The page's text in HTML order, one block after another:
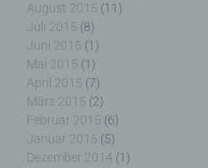
August 2015 (11)
Juli 2015 (8)
Juni 2015 (1)
Mai 2015 (1)
April 2015 (7)
März 2015 (2)
Februar 2015 (6)
Januar 2015 (5)
Dezember 2014 (1)
Auftragsverarbeiter ist
juristische Person,
andere Stelle, die
Auftrag des
i) Empfänger